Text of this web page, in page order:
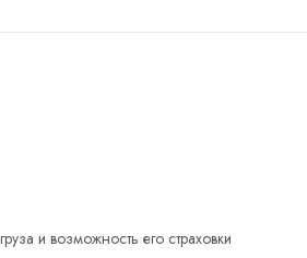
и возможность его страховки